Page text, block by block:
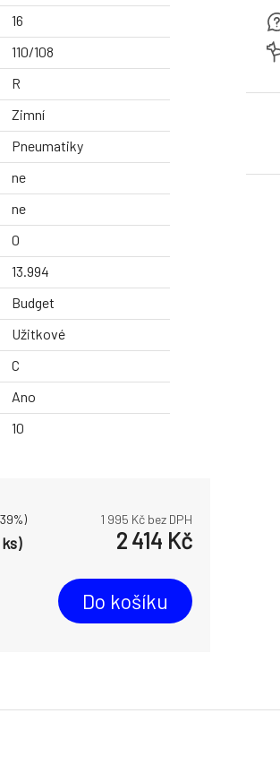
16
110/108
R
Zimní
Pneumatiky
ne
ne
0
13.994
Budget
Užitkové
C
Ano
10
39%) 1 995 Kč bez DPH
2 414 Kč
Do košíku